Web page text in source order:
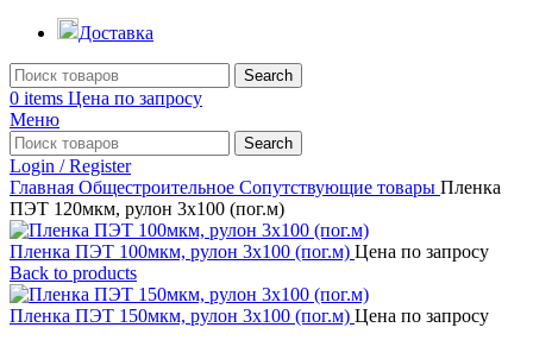
Доставка
Search
0 items Цена по запросу
Меню
Search
Login / Register
Главная Общестроительное Сопутствующие товары Пленка
ПЭТ 120мкм, рулон 3х100 (пог.м)
Пленка ПЭТ 100мкм, рулон 3х100 (пог.м) Цена по запросу
Back to products
Пленка ПЭТ 150мкм, рулон 3х100 (пог.м) Цена по запросу